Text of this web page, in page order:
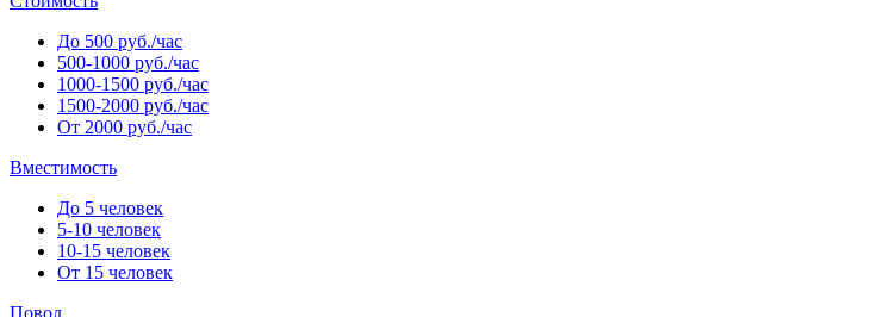
До 500 руб./час
500-1000 руб./час
1000-1500 руб./час
1500-2000 руб./час
От 2000 руб./час
Вместимость
До 5 человек
5-10 человек
10-15 человек
От 15 человек
Повод